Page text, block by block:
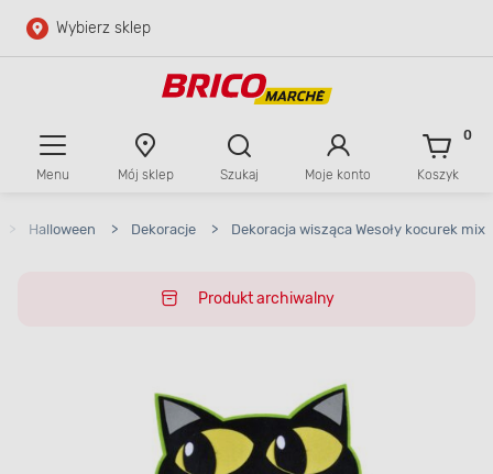
Przejdź do głównej zawartości
Wybierz sklep
Menu Mój sklep Szukaj Moje konto Koszyk
0
> Halloween > Dekoracje > Dekoracja wisząca Wesoły kocurek mix
Produkt archiwalny